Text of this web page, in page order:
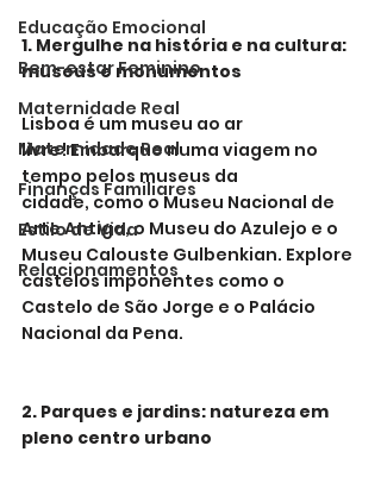
Educação Emocional
Bem-estar Feminino
Maternidade Real
Maternidade Real
Finanças Familiares
Estilo de Vida
Relacionamentos
1. Mergulhe na história e na cultura:
museus e monumentos
Lisboa é um museu ao ar
livre! Embarque numa viagem no
tempo pelos museus da
cidade, como o Museu Nacional de
Arte Antiga, o Museu do Azulejo e o
Museu Calouste Gulbenkian. Explore
castelos imponentes como o
Castelo de São Jorge e o Palácio
Nacional da Pena.
2. Parques e jardins: natureza em
pleno centro urbano